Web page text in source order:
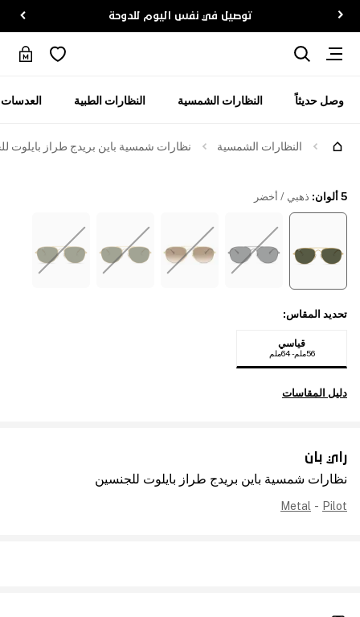
توصيل في نفس اليوم للدوحة
وصل حديثاً النظارات الشمسية النظارات الطبية
النظارات الشمسية نظارات شمسية باين بريدج طراز بايلوت
راي بان
نظارات شمسية باين بريدج طراز بايلوت للجنسين
Metal - Pilot
5 ألوان : ذهبي / أخضر
تحديد المقاس:
قياسي
56ملم - 64ملم
دليل المقاسات